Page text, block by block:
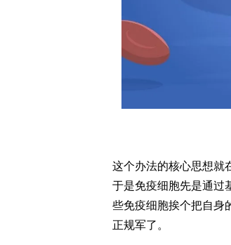
这个办法的核心思想就
于是免疫细胞先是通过
些免疫细胞挨个把自身
正规军了。